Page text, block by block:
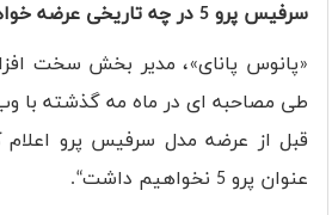
سرفیس پرو 5 در چه تاریخی عرضه خواهد شد؟
«پانوس پانای»، مدیر بخش سخت
طی مصاحبه ای در ماه مه گذشته با
قبل از عرضه مدل سرفیس پرو اعلام
عنوان پرو 5 نخواهیم داشت“.